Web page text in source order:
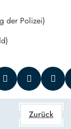
der Polizei)
Zurück